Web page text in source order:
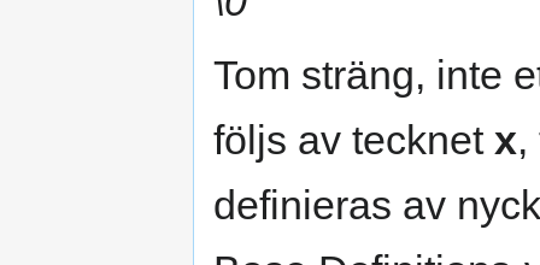
Tom sträng, inte
följs av tecknet x
definieras av